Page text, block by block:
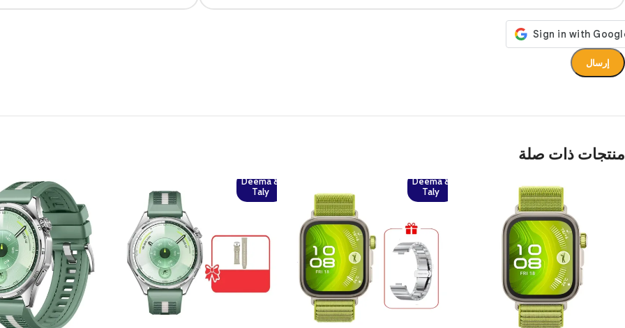
منتجات ذات صلة
Deema &
Taly
Deema &
Taly